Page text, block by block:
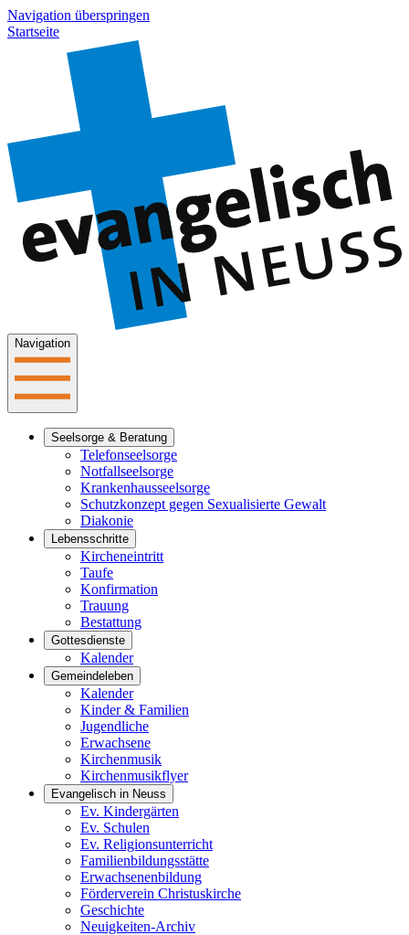
Navigation überspringen
Startseite
Navigation
Seelsorge & Beratung
Telefonseelsorge
Notfallseelsorge
Krankenhausseelsorge
Schutzkonzept gegen Sexualisierte Gewalt
Diakonie
Lebensschritte
Kircheneintritt
Taufe
Konfirmation
Trauung
Bestattung
Gottesdienste
Kalender
Gemeindeleben
Kalender
Kinder & Familien
Jugendliche
Erwachsene
Kirchenmusik
Kirchenmusikflyer
Evangelisch in Neuss
Ev. Kindergärten
Ev. Schulen
Ev. Religionsunterricht
Familienbildungsstätte
Erwachsenenbildung
Förderverein Christuskirche
Geschichte
Neuigkeiten-Archiv